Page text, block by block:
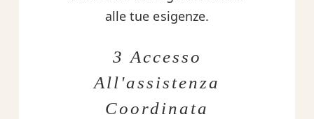
alle tue esigenze.
3 Accesso
All'assistenza
Coordinata